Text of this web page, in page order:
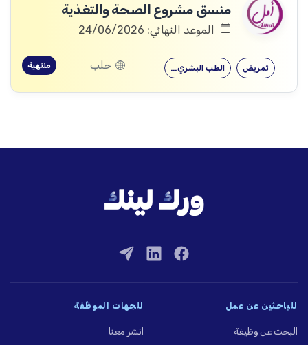
منسق مشروع الصحة والتغذية
الموعد النهائي: 24/06/2026
الطب البشري… تمريض حلب منتهية
للباحثين عن عمل
البحث عن وظيفة
للجهات الموظِّفة
انشر معنا